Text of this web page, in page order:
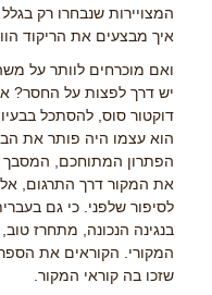
המצויירות שנבחרו רק
איך מבצעים את הריקוד
ואם מוכרחים לוותר על
יש דרך לפצות על החסר?
דוקטור סוס, להסתכל
הוא עצמו היה פותר את
הפתרון המתוחכם, המסבך
את המקור דרך התרגום,
לסיפור שלפני. כי גם
בנגינה הנכונה, מתחרז
המקורי. הקוראים את
שזכו בה קוראי המקור.